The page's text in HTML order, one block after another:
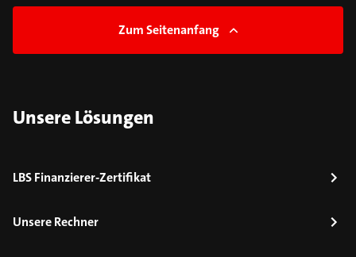
Zum Seitenanfang
Unsere Lösungen
LBS Finanzierer-Zertifikat
Unsere Rechner